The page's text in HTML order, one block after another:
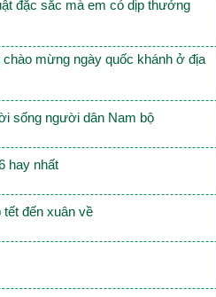
đặc sắc mà em có dịp thưởng
chào mừng ngày quốc khánh ở địa
sống người dân Nam bộ
hay nhất
tết đến xuân về